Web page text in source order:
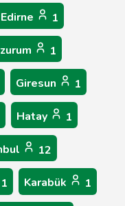
Edirne 1
1
Giresun 1
Hatay 1
12
1 Karabük 1